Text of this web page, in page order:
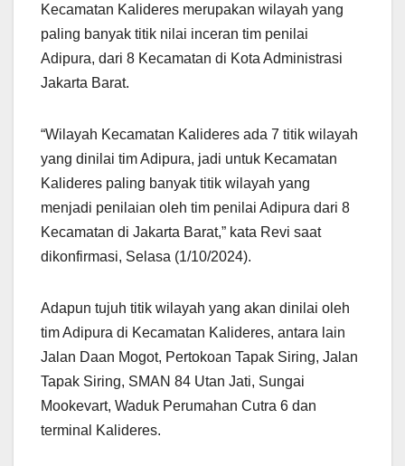
Kecamatan Kalideres merupakan wilayah yang
paling banyak titik nilai inceran tim penilai
Adipura, dari 8 Kecamatan di Kota Administrasi
Jakarta Barat.
“Wilayah Kecamatan Kalideres ada 7 titik wilayah
yang dinilai tim Adipura, jadi untuk Kecamatan
Kalideres paling banyak titik wilayah yang
menjadi penilaian oleh tim penilai Adipura dari 8
Kecamatan di Jakarta Barat,” kata Revi saat
dikonfirmasi, Selasa (1/10/2024).
Adapun tujuh titik wilayah yang akan dinilai oleh
tim Adipura di Kecamatan Kalideres, antara lain
Jalan Daan Mogot, Pertokoan Tapak Siring, Jalan
Tapak Siring, SMAN 84 Utan Jati, Sungai
Mookevart, Waduk Perumahan Cutra 6 dan
terminal Kalideres.